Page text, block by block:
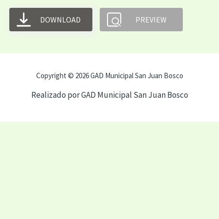
DOWNLOAD PREVIEW
Copyright © 2026 GAD Municipal San Juan Bosco
Realizado por GAD Municipal San Juan Bosco